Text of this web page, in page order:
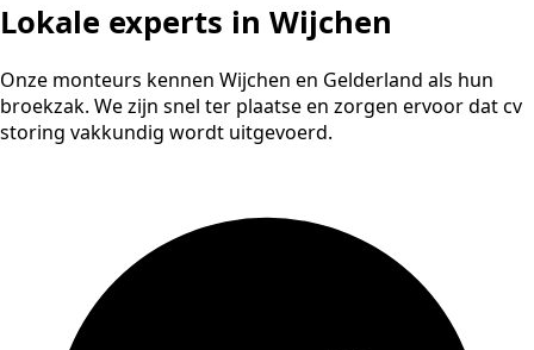
Lokale experts in Wijchen
Onze monteurs kennen Wijchen en Gelderland als hun
broekzak. We zijn snel ter plaatse en zorgen ervoor dat cv
storing vakkundig wordt uitgevoerd.